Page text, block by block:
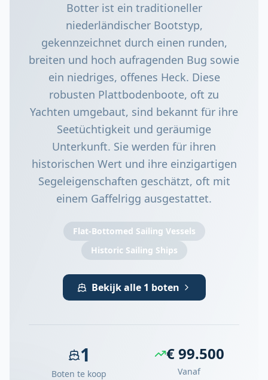
Botter ist ein traditioneller
niederländischer Bootstyp,
gekennzeichnet durch einen runden,
breiten und hoch aufragenden Bug sowie
ein niedriges, offenes Heck. Diese
robusten Plattbodenboote, oft zu
Yachten umgebaut, sind bekannt für ihre
Seetüchtigkeit und geräumige
Unterkunft. Sie werden für ihren
historischen Wert und ihre einzigartigen
Segeleigenschaften geschätzt, oft mit
einem Gaffelrigg ausgestattet.
Flat-Bottomed Sailing Vessels
Historic Sailing Ships
Bekijk alle 1 boten
1
Boten te koop
€ 99.500
Vanaf